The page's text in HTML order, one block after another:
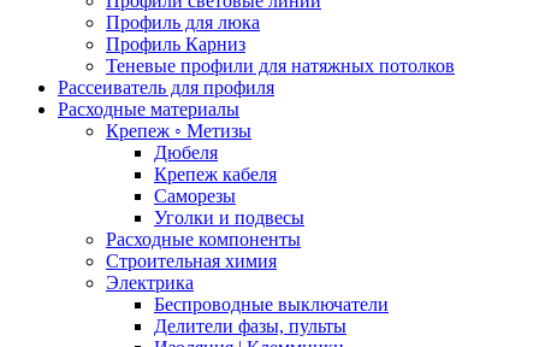
Профиль для люка
Профиль Карниз
Теневые профили для натяжных потолков
Рассеиватель для профиля
Расходные материалы
Крепеж ◦ Метизы
Дюбеля
Крепеж кабеля
Саморезы
Уголки и подвесы
Расходные компоненты
Строительная химия
Электрика
Беспроводные выключатели
Делители фазы, пульты